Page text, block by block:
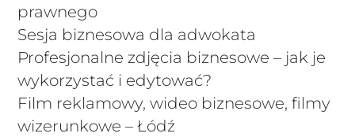
prawnego
Sesja biznesowa dla adwokata
Profesjonalne zdjęcia biznesowe – jak je
wykorzystać i edytować?
Film reklamowy, wideo biznesowe, filmy
wizerunkowe – Łódź